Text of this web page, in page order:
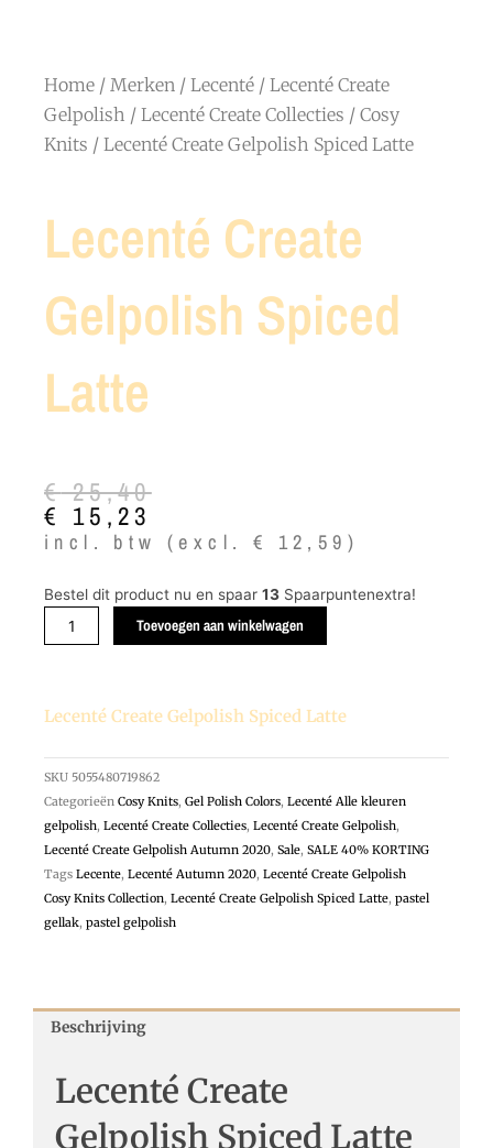
Home / Merken / Lecenté / Lecenté Create
Gelpolish / Lecenté Create Collecties / Cosy
Knits / Lecenté Create Gelpolish Spiced Latte
Lecenté Create
Gelpolish Spiced
Latte
€25,40
Oorspronkelijke
prijs
was:
€ 15,23
Huidige
prijs
is:
incl. btw (excl. € 12,59 )
Bestel dit product nu en spaar 13 Spaarpuntenextra!
Lecenté
Create
Gelpolish
aantal
Toevoegen aan winkelwagen
Lecenté Create Gelpolish Spiced Latte
SKU 5055480719862
Categorieën Cosy Knits, Gel Polish Colors, Lecenté Alle kleuren
gelpolish, Lecenté Create Collecties, Lecenté Create Gelpolish,
Lecenté Create Gelpolish Autumn 2020, Sale, SALE 40% KORTING
Tags Lecente, Lecenté Autumn 2020, Lecenté Create Gelpolish
Cosy Knits Collection, Lecenté Create Gelpolish Spiced Latte, pastel
gellak, pastel gelpolish
Beschrijving
Lecenté Create
Gelpolish Spiced Latte